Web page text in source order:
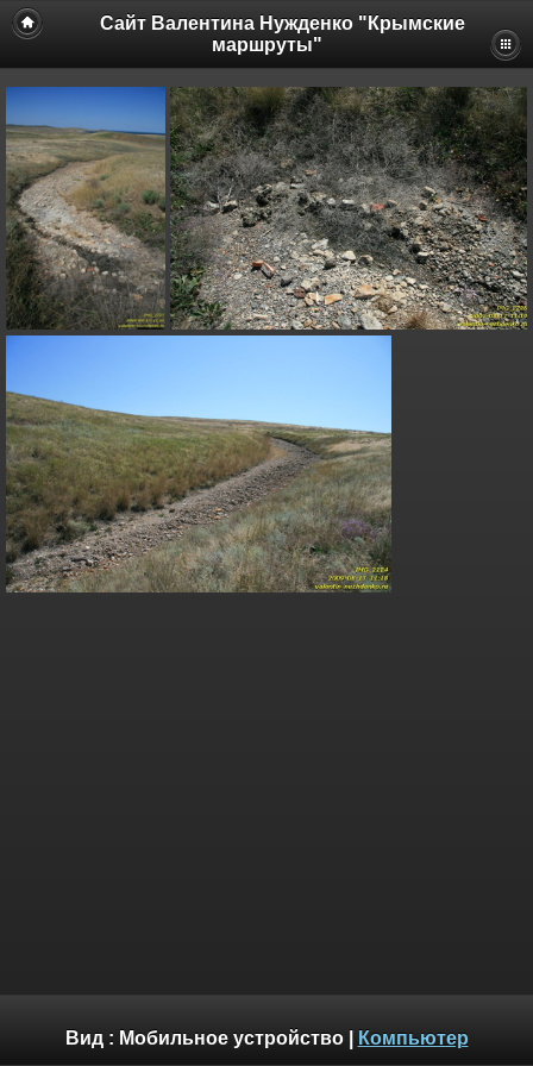
Сайт Валентина Нужденко "Крымские
маршруты"
Вид : Мобильное устройство| Компьютер